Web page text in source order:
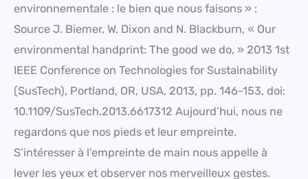
environnementale : le bien que nous faisons » :
Source J. Biemer, W. Dixon and N. Blackburn, « Our
environmental handprint: The good we do, » 2013 1st
IEEE Conference on Technologies for Sustainability
(SusTech), Portland, OR, USA, 2013, pp. 146-153, doi:
10.1109/SusTech.2013.6617312 Aujourd’hui, nous ne
regardons que nos pieds et leur empreinte.
S’intéresser à l’empreinte de main nous appelle à
lever les yeux et observer nos merveilleux gestes.